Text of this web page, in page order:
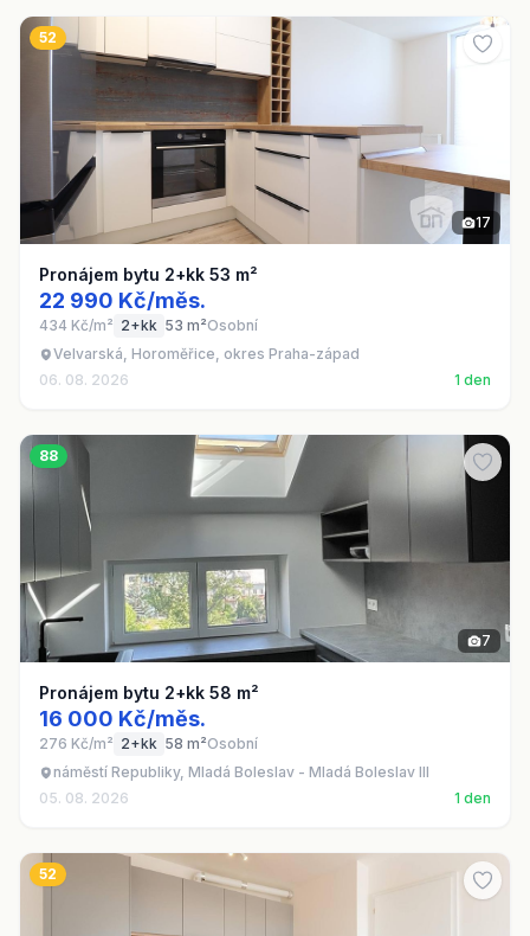
52
17
Pronájem bytu 2+kk 53 m²
22 990 Kč/měs.
434 Kč/m² 2+kk 53 m²Osobní
Velvarská, Horoměřice, okres Praha-západ
06. 08. 2026
1 den
88
7
Pronájem bytu 2+kk 58 m²
16 000 Kč/měs.
276 Kč/m² 2+kk 58 m²Osobní
náměstí Republiky, Mladá Boleslav - Mladá Boleslav III
05. 08. 2026
1 den
52